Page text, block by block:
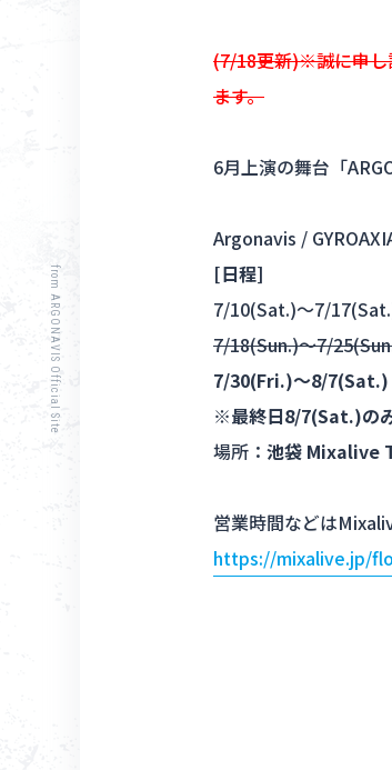
from ARGONAVIS Official Site
(7/18更新)※誠に申し
ます。
6月上演の舞台「
Argonavis /
[日程]
7/10(Sat.)～7/
7/18(Sun.)～7/
7/30(Fri.)～8/7(Sat.)
※最終日8/7(Sat.)の
場所： 池袋 Mixalive
営業時間などは
https://mixalive.jp/